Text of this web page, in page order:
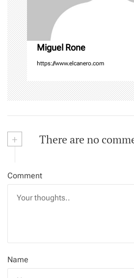
n
Miguel Rone
https://www.elcanero.com
+ There are no
Comment
Name